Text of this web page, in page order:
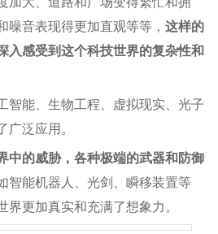
噪音表现得更加直观等等， 这样的
入感受到这个科技世界的复杂性和
智能、生物工程、虚拟现实、光子
广泛应用。
中的威胁，各种极端的武器和防御
智能机器人、光剑、瞬移装置等
界更加真实和充满了想象力。